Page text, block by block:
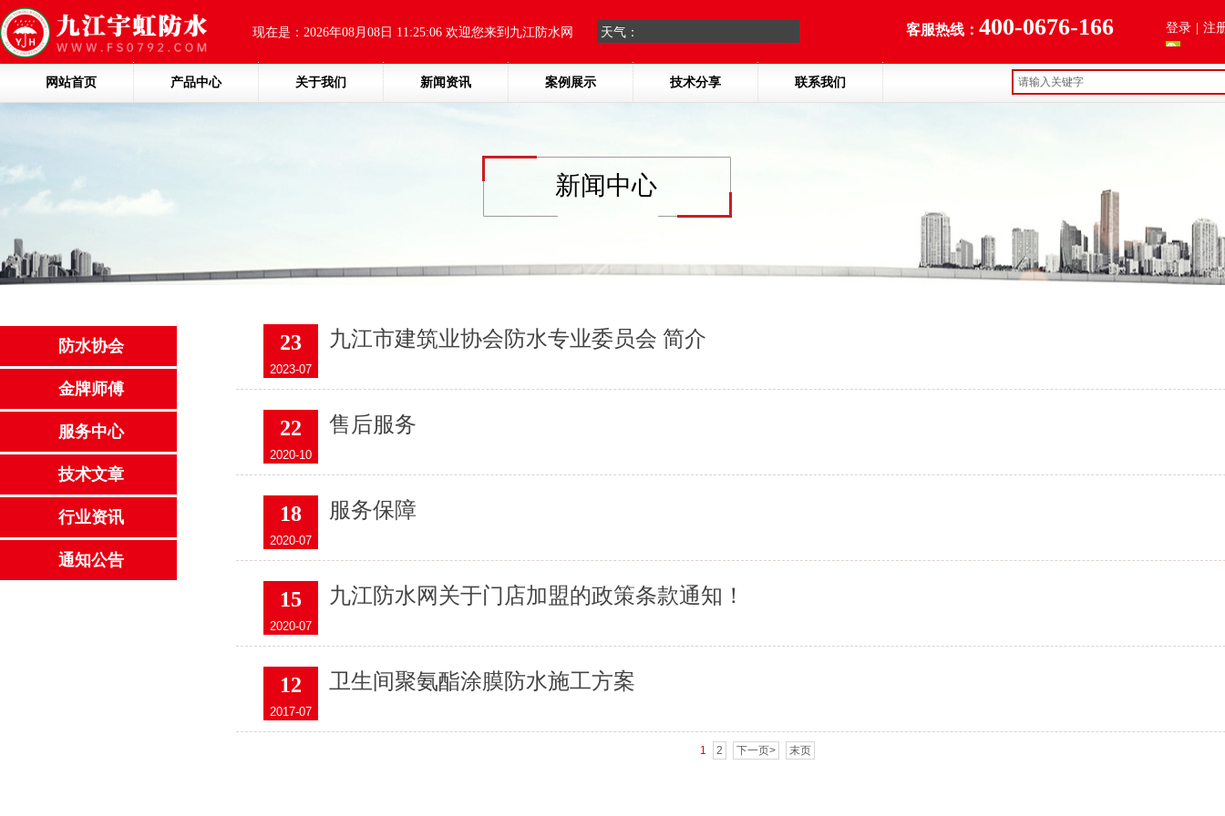
登录 注
天气：
现在是：2026年08月08日 11:25:06 欢迎您来到九江防水网 客服热线： 400-0676-166
网站首页 产品中心 关于我们 新闻资讯 案例展示 技术分享 联系我们
新闻中心
23
2023-07
九江市建筑业协会防水专业委员会 简介
22
2020-10
售后服务
18
2020-07
服务保障
15
2020-07
九江防水网关于门店加盟的政策条款通知！
12
2017-07
卫生间聚氨酯涂膜防水施工方案
1 2 下一页> 末页
防水协会
金牌师傅
服务中心
技术文章
行业资讯
通知公告